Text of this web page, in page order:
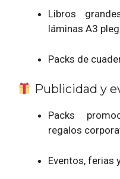
Libros
láminas A3
Packs de
Publicidad y
Packs
regalos
Eventos, ferias